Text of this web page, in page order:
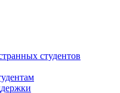
студентов